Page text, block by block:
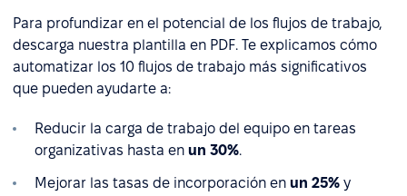
Para profundizar en el potencial de los flujos de trabajo,
descarga nuestra plantilla en PDF. Te explicamos cómo
automatizar los 10 flujos de trabajo más significativos
que pueden ayudarte a:
Reducir la carga de trabajo del equipo en tareas
organizativas hasta en un 30%.
Mejorar las tasas de incorporación en un 25% y